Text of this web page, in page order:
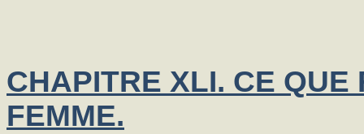
CHAPITRE XLI. CE
FEMME.